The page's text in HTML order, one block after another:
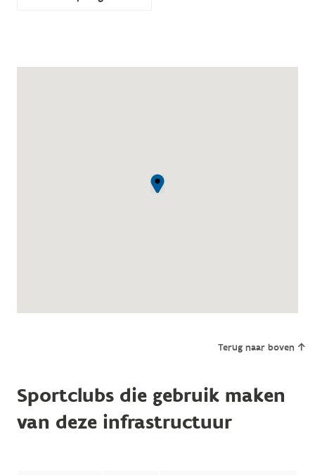
Terug naar boven
Sportclubs die gebruik maken
van deze infrastructuur